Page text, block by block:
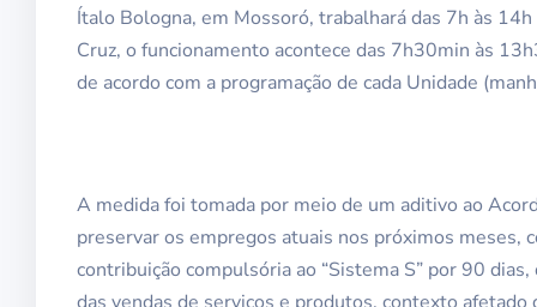
Ítalo Bologna, em Mossoró, trabalhará das 7h às
Cruz, o funcionamento acontece das 7h30min às
de acordo com a programação de cada Unidade
A medida foi tomada por meio de um aditivo ao
preservar os empregos atuais nos próximos meses,
contribuição compulsória ao “Sistema S” por 90
das vendas de serviços e produtos, contexto